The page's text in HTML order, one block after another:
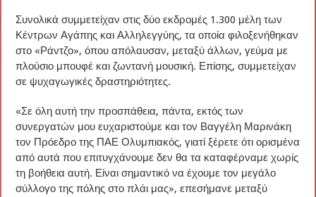
Συνολικά συμμετείχαν στις δύο εκδρομές 1.300 μέλη των
Κέντρων Αγάπης και Αλληλεγγύης, τα οποία φιλοξενήθηκαν
στο «Ράντζο», όπου απόλαυσαν, μεταξύ άλλων, γεύμα με
πλούσιο μπουφέ και ζωντανή μουσική. Επίσης, συμμετείχαν
σε ψυχαγωγικές δραστηριότητες.
«Σε όλη αυτή την προσπάθεια, πάντα, εκτός των
συνεργατών μου ευχαριστούμε και τον Βαγγέλη Μαρινάκη
τον Πρόεδρο της ΠΑΕ Ολυμπιακός, γιατί ξέρετε ότι ορισμένα
από αυτά που επιτυγχάνουμε δεν θα τα καταφέρναμε χωρίς
τη βοήθεια αυτή. Είναι σημαντικό να έχουμε τον μεγάλο
σύλλογο της πόλης στο πλάι μας», επεσήμανε μεταξύ